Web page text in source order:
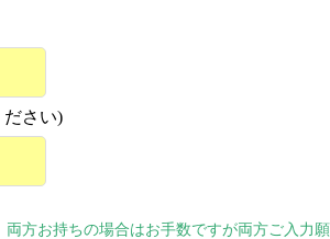
ださい)
方お持ちの場合はお手数ですが両方ご入力